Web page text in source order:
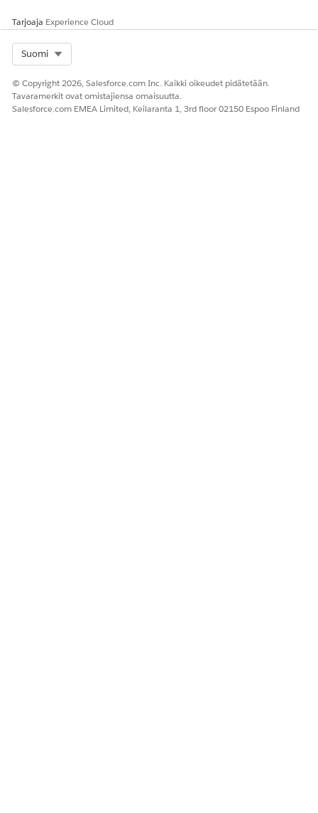
Tarjoaja Experience Cloud
Suomi
© Copyright 2026, Salesforce.com Inc. Kaikki oikeudet pidätetään.
Tavaramerkit ovat omistajiensa omaisuutta.
Salesforce.com EMEA Limited, Keilaranta 1, 3rd floor 02150 Espoo Finland